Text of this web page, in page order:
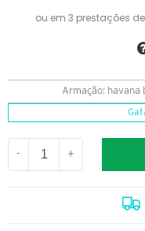
Armação: havana
- +